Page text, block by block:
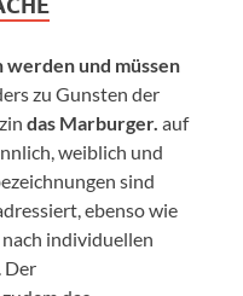
werden und müssen
zu Gunsten der
das Marburger. auf
weiblich und
sind
ebenso wie
individuellen
Der